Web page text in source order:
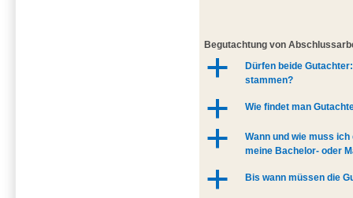
Begutachtung von
a
Dürfen beide
stammen?
a Wie findet man
a
Wann und wie muss
meine Bachelor- oder
a Bis wann müssen die